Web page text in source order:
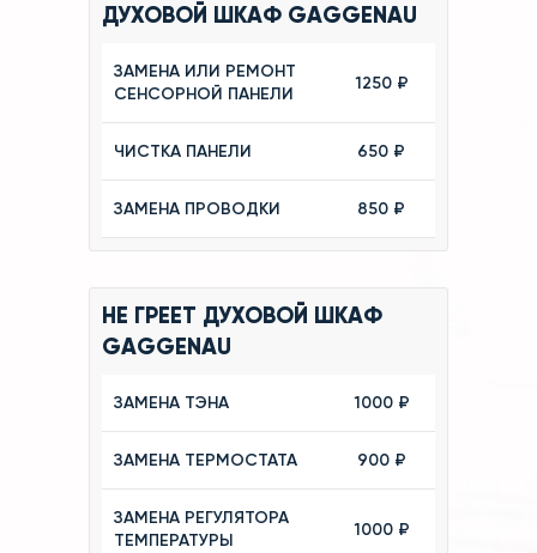
ДУХОВОЙ ШКАФ GAGGENAU
ЗАМЕНА ИЛИ РЕМОНТ
СЕНСОРНОЙ ПАНЕЛИ
1250 ₽
ЧИСТКА ПАНЕЛИ 650 ₽
ЗАМЕНА ПРОВОДКИ 850 ₽
НЕ ГРЕЕТ ДУХОВОЙ ШКАФ
GAGGENAU
ЗАМЕНА ТЭНА 1000 ₽
ЗАМЕНА ТЕРМОСТАТА 900 ₽
ЗАМЕНА РЕГУЛЯТОРА
ТЕМПЕРАТУРЫ
1000 ₽